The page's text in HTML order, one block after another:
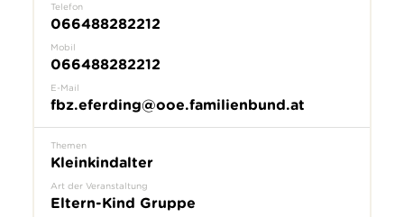
Telefon
066488282212
Mobil
066488282212
E-Mail
fbz.eferding@ooe.familienbund.at
Themen
Kleinkindalter
Art der Veranstaltung
Eltern-Kind Gruppe